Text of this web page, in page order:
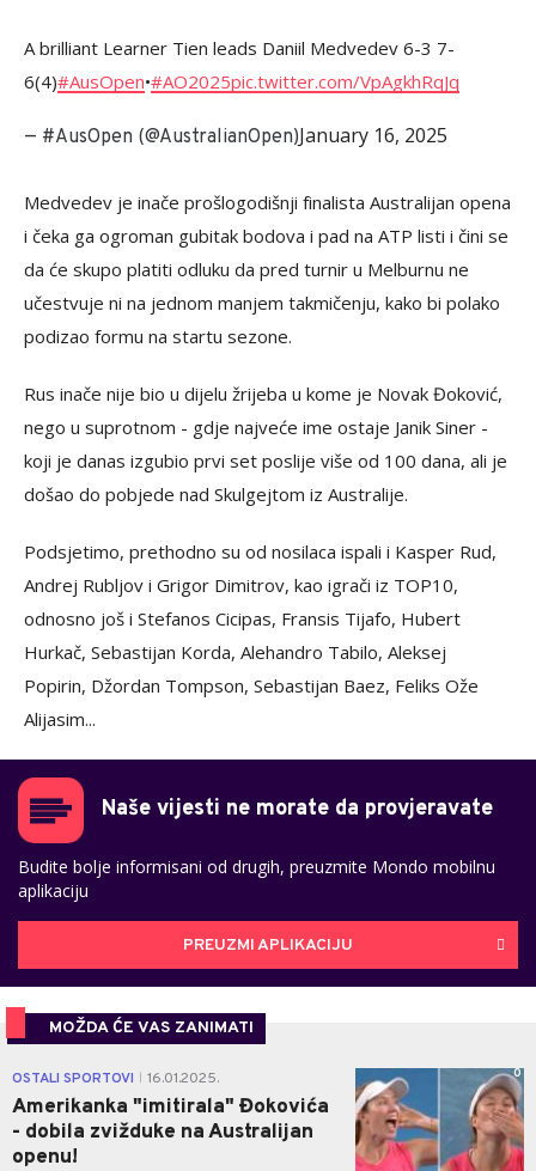
A brilliant Learner Tien leads Daniil Medvedev 6-3 7-
6(4)#AusOpen•#AO2025pic.twitter.com/VpAgkhRqJq
— #AusOpen (@AustralianOpen)January 16, 2025
Medvedev je inače prošlogodišnji finalista Australijan opena
i čeka ga ogroman gubitak bodova i pad na ATP listi i čini se
da će skupo platiti odluku da pred turnir u Melburnu ne
učestvuje ni na jednom manjem takmičenju, kako bi polako
podizao formu na startu sezone.
Rus inače nije bio u dijelu žrijeba u kome je Novak Đoković,
nego u suprotnom - gdje najveće ime ostaje Janik Siner -
koji je danas izgubio prvi set poslije više od 100 dana, ali je
došao do pobjede nad Skulgejtom iz Australije.
Podsjetimo, prethodno su od nosilaca ispali i Kasper Rud,
Andrej Rubljov i Grigor Dimitrov, kao igrači iz TOP10,
odnosno još i Stefanos Cicipas, Fransis Tijafo, Hubert
Hurkač, Sebastijan Korda, Alehandro Tabilo, Aleksej
Popirin, Džordan Tompson, Sebastijan Baez, Feliks Ože
Alijasim...
Naše vijesti ne morate da provjeravate
Budite bolje informisani od drugih, preuzmite Mondo mobilnu
aplikaciju
PREUZMI APLIKACIJU
MOŽDA ĆE VAS ZANIMATI
OSTALI SPORTOVI 16.01.2025.
Amerikanka "imitirala" Đokovića
- dobila zvižduke na Australijan
openu!
0